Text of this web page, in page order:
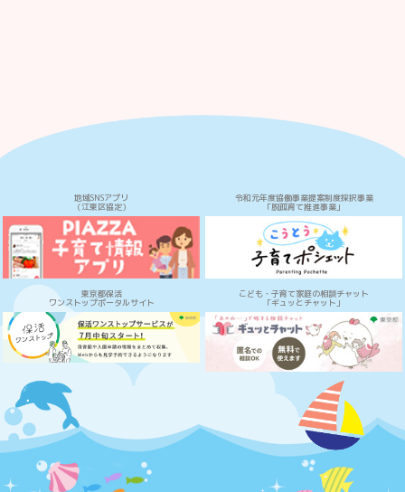
地域SNSアプリ
（江東区協定）
令和元年度協働事業提案制度採択事業
「脱孤育て推進事業」
東京都保活
ワンストップポータルサイト
こども・子育て家庭の相談チャット
「ギュッとチャット」